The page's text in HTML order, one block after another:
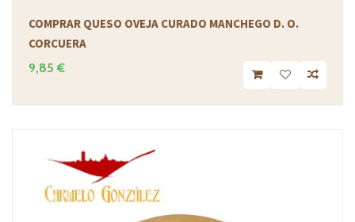
COMPRAR QUESO OVEJA CURADO MANCHEGO D. O.
CORCUERA
9,85 €